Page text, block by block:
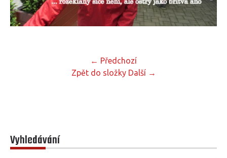
← Předchozí
Zpět do složky Další →
Vyhledávání